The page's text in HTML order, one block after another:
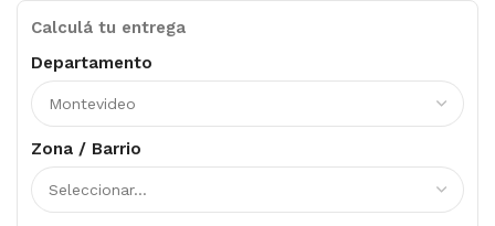
Calculá tu entrega
Departamento
Zona / Barrio